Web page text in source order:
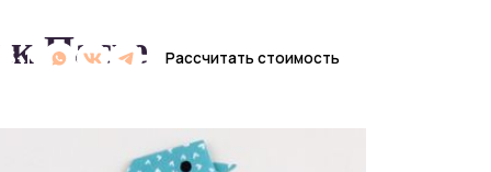
Рассчитать стоимость
Рассчитать стоимость
Пасхе